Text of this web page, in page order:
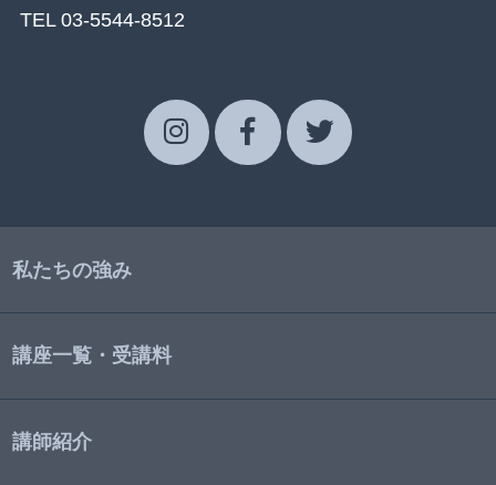
TEL 03-5544-8512
私たちの強み
講座一覧・受講料
講師紹介